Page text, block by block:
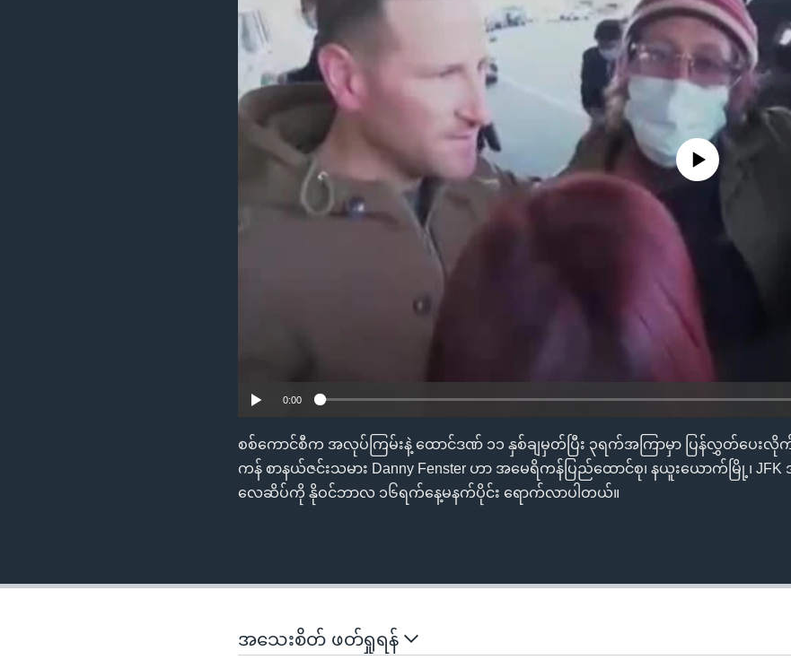
No media source currently
0:00
စစ်ကောင်စီက အလုပ်ကြမ်းနဲ့ ထောင်ဒဏ် ၁၁ နှစ်ချမှတ်ပြီး ၃ရက်အကြာမှာ ပြန်လွှတ်ပေးလို
ကန် စာနယ်ဇင်းသမား Danny Fenster ဟာ အမေရိကန်ပြည်ထောင်စု၊ နယူးယောက်မြို့၊
လေဆိပ်ကို နိုဝင်ဘာလ ၁၆ရက်နေ့မနက်ပိုင်း ရောက်လာပါတယ်။
အသေးစိတ် ဖတ်ရှုရန်